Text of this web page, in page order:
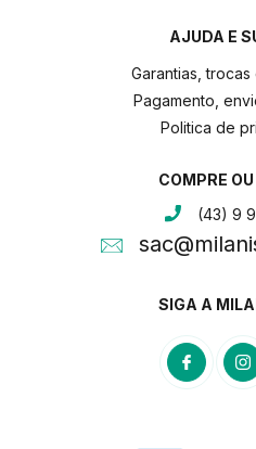
AJUDA E
Garantias,
Pagamento,
Politica de
COMPRE
(43) 9
SIGA A